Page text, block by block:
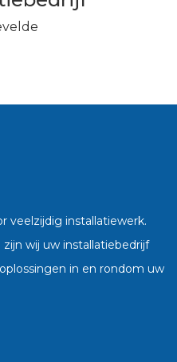
veelzijdig installatiewerk.
wij uw installatiebedrijf
in en rondom uw